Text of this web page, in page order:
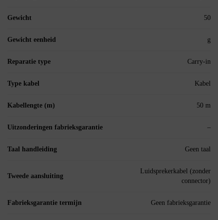
Gewicht 50
Gewicht eenheid g
Reparatie type Carry-in
Type kabel Kabel
Kabellengte (m) 50 m
Uitzonderingen fabrieksgarantie –
Taal handleiding Geen taal
Tweede aansluiting
Luidsprekerkabel (zonder
connector)
Fabrieksgarantie termijn Geen fabrieksgarantie